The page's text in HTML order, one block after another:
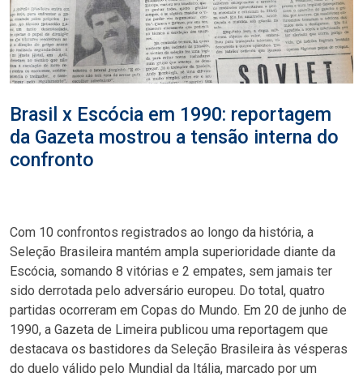
Brasil x Escócia em 1990: reportagem
da Gazeta mostrou a tensão interna do
confronto
Com 10 confrontos registrados ao longo da história, a
Seleção Brasileira mantém ampla superioridade diante da
Escócia, somando 8 vitórias e 2 empates, sem jamais ter
sido derrotada pelo adversário europeu. Do total, quatro
partidas ocorreram em Copas do Mundo. Em 20 de junho de
1990, a Gazeta de Limeira publicou uma reportagem que
destacava os bastidores da Seleção Brasileira às vésperas
do duelo válido pelo Mundial da Itália, marcado por um